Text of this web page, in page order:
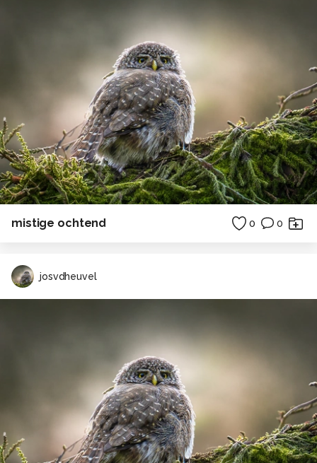
mistige ochtend 0 0
josvdheuvel